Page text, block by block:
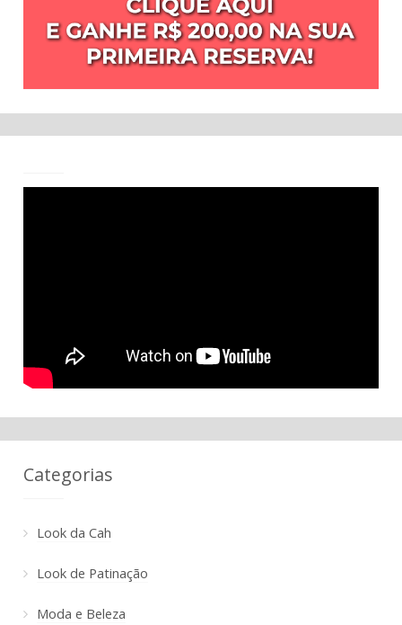
Categorias
Look da Cah
Look de Patinação
Moda e Beleza